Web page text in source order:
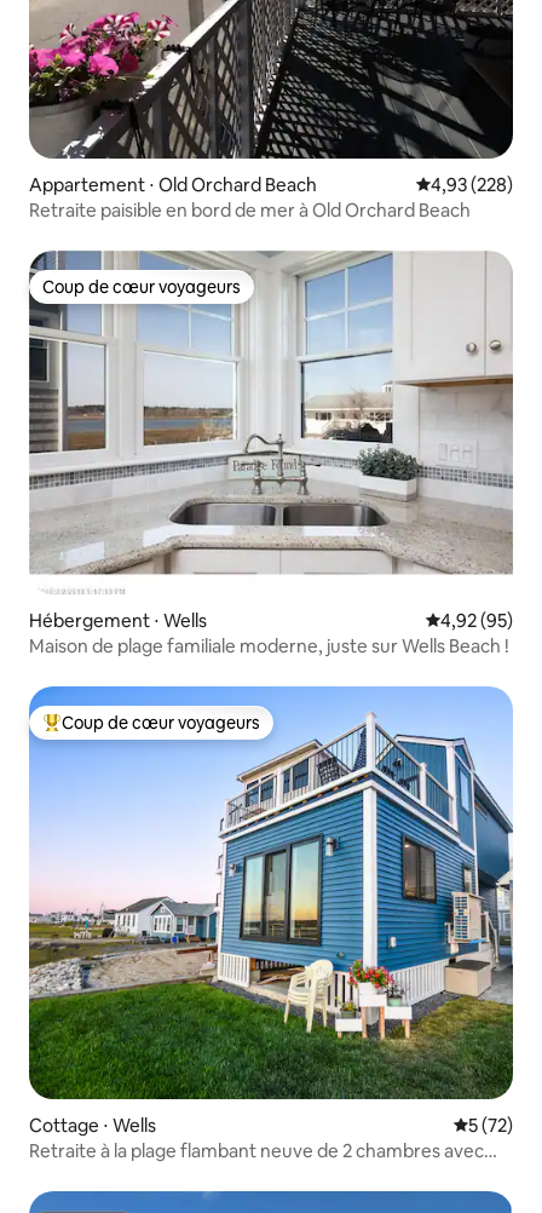
Appartement ⋅ Old Orchard Beach Évaluation
4,93 (228)
Retraite paisible en bord de mer à Old Orchard Beach
Coup de cœur voyageurs
Coup de cœur voyageurs
Hébergement ⋅ Wells Évaluation
4,92 (95)
Maison de plage familiale moderne, juste sur Wells Beach !
Coups de cœur voyageurs les plus appréciés
Coup de cœur voyageurs
Cottage ⋅ Wells
5 (72)
Retraite à la plage flambant neuve de 2 chambres avec